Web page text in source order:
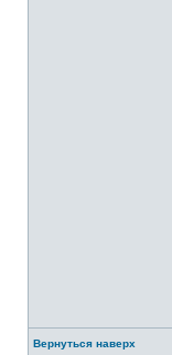
Вернуться наверх